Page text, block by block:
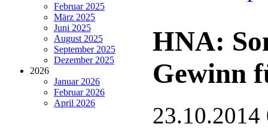
Februar 2025
März 2025
Juni 2025
August 2025
September 2025
Dezember 2025
2026
Januar 2026
Februar 2026
April 2026
HNA:
Gewinn
23.10.2014